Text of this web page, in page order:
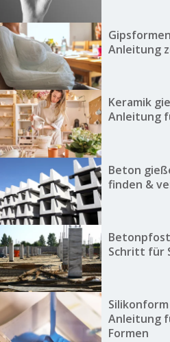
Anleitung
Keramik
Anleitung
Beton
finden &
Schritt für
Anleitung
Formen